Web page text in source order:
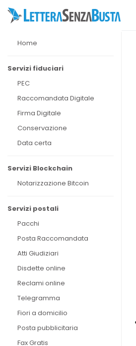
Home
Servizi fiduciari
PEC
Raccomandata Digitale
Firma Digitale
Conservazione
Data certa
Servizi Blockchain
Notarizzazione Bitcoin
Servizi postali
Pacchi
Posta Raccomandata
Atti Giudiziari
Disdette online
Reclami online
Telegramma
Fiori a domicilio
Posta pubblicitaria
Fax Gratis